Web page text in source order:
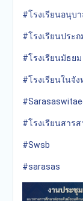
#โรงเรียนอนุบ
#โรงเรียนประถ
#โรงเรียนมัธยม
#โรงเรียนในจั
#โรงเรียนสาร
#Swsb
#sarasas